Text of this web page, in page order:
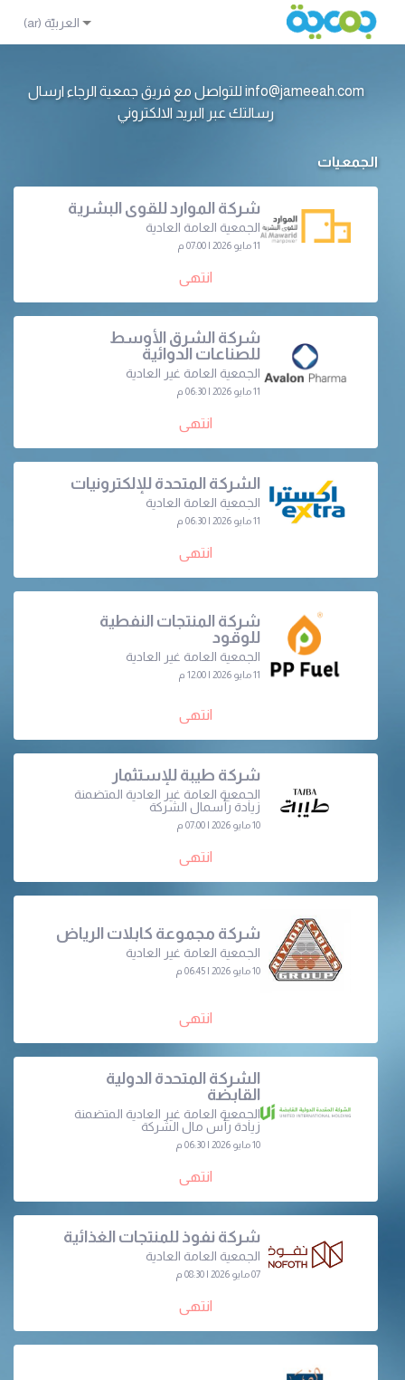
info@jameeah.com للتواصل مع فريق جمعية الرجاء ارسال
رسالتك عبر البريد الالكتروني
الجمعيات
شركة الموارد للقوى البشرية
الجمعية العامة العادية
11 مايو 2026 | 07:00 م
انتهى
شركة الشرق الأوسط
للصناعات الدوائية
الجمعية العامة غير العادية
11 مايو 2026 | 06:30 م
انتهى
الشركة المتحدة للإلكترونيات
الجمعية العامة العادية
11 مايو 2026 | 06:30 م
انتهى
شركة المنتجات النفطية
للوقود
الجمعية العامة غير العادية
11 مايو 2026 | 12:00 م
انتهى
شركة طيبة للإستثمار
الجمعية العامة غير العادية المتضمنة
زيادة رأسمال الشركة
10 مايو 2026 | 07:00 م
انتهى
شركة مجموعة كابلات الرياض
الجمعية العامة غير العادية
10 مايو 2026 | 06:45 م
انتهى
الشركة المتحدة الدولية
القابضة
الجمعية العامة غير العادية المتضمنة
زيادة رأس مال الشركة
10 مايو 2026 | 06:30 م
انتهى
شركة نفوذ للمنتجات الغذائية
الجمعية العامة العادية
07 مايو 2026 | 08:30 م
انتهى